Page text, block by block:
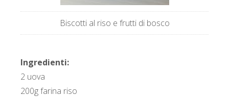
Biscotti al riso e frutti di bosco
Ingredienti:
2 uova
200g farina riso